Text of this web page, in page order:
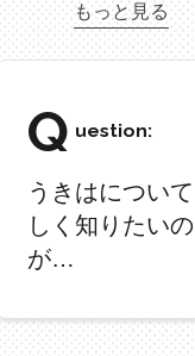
もっと見る
Q uestion:
うきはについ
しく知りたい
が…